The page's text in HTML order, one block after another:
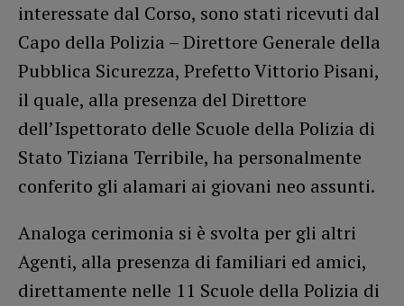
interessate dal Corso, sono stati ricevuti dal
Capo della Polizia – Direttore Generale della
Pubblica Sicurezza, Prefetto Vittorio Pisani,
il quale, alla presenza del Direttore
dell’Ispettorato delle Scuole della Polizia di
Stato Tiziana Terribile, ha personalmente
conferito gli alamari ai giovani neo assunti.
Analoga cerimonia si è svolta per gli altri
Agenti, alla presenza di familiari ed amici,
direttamente nelle 11 Scuole della Polizia di